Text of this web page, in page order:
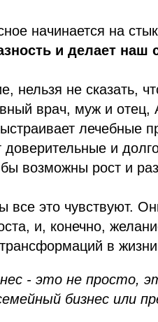
начинается на
и делает
нельзя не сказать,
врач, муж и
лечебные
доверительные и
возможны рост и
все это чувствуют.
и, конечно,
в
- это не просто,
бизнес или